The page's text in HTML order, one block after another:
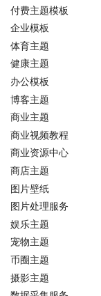
付费主题模板
企业模板
体育主题
健康主题
办公模板
博客主题
商业主题
商业视频教程
商业资源中心
商店主题
图片壁纸
图片处理服务
娱乐主题
宠物主题
币圈主题
摄影主题